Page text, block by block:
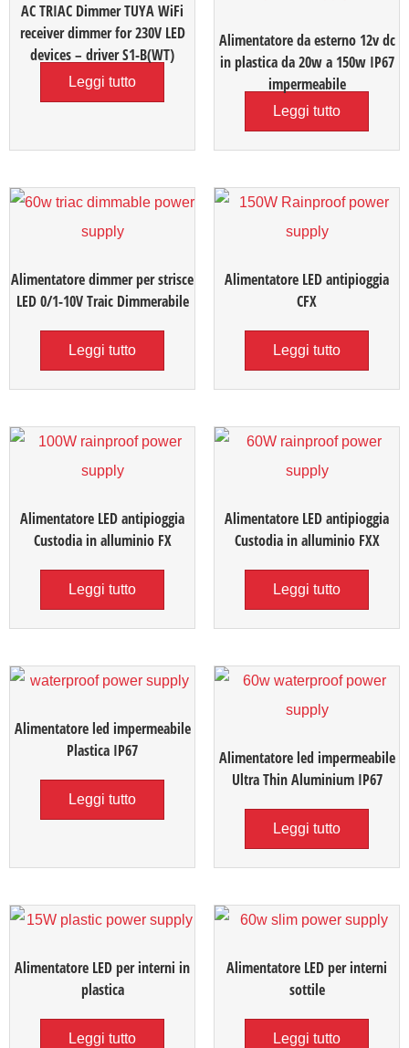
AC TRIAC Dimmer TUYA WiFi
receiver dimmer for 230V LED
devices – driver S1-B(WT)
Leggi tutto
Alimentatore da esterno 12v dc
in plastica da 20w a 150w IP67
impermeabile
Leggi tutto
Alimentatore dimmer per strisce
LED 0/1-10V Traic Dimmerabile
Leggi tutto
Alimentatore LED antipioggia
CFX
Leggi tutto
Alimentatore LED antipioggia
Custodia in alluminio FX
Leggi tutto
Alimentatore LED antipioggia
Custodia in alluminio FXX
Leggi tutto
Alimentatore led impermeabile
Plastica IP67
Leggi tutto
Alimentatore led impermeabile
Ultra Thin Aluminium IP67
Leggi tutto
Alimentatore LED per interni in
plastica
Leggi tutto
Alimentatore LED per interni
sottile
Leggi tutto